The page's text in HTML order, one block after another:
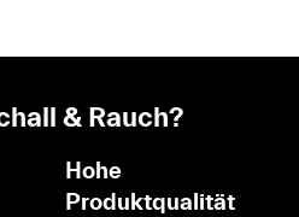
& Rauch?
Hohe
Produktqualität